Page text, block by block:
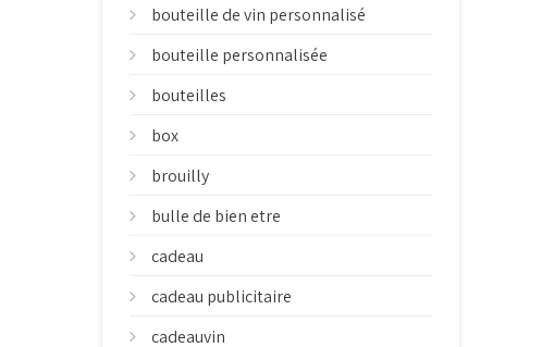
bouteille de vin personnalisé
bouteille personnalisée
bouteilles
box
brouilly
bulle de bien etre
cadeau
cadeau publicitaire
cadeauvin